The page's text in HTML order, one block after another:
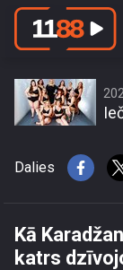
Kā
Dalies
Kā
katrs